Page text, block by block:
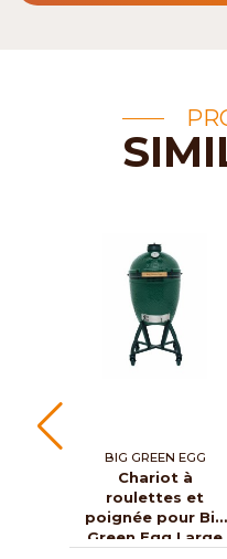
BIG GREEN EGG
Chariot à
roulettes et
poignée pour Big
Green Egg Large